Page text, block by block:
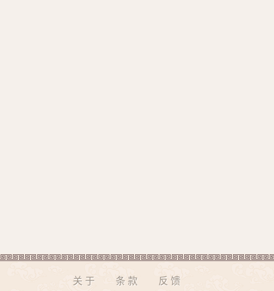
关于 条款 反馈